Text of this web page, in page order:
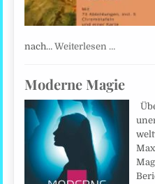
nach…Weiterlesen …
Moderne Magie